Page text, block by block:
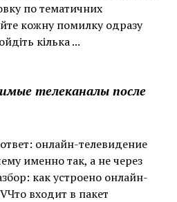
по тематичних
кожну помилку одразу
кілька ...
телеканалы после
онлайн-телевидение
именно так, а не через
как устроено онлайн-
входит в пакет